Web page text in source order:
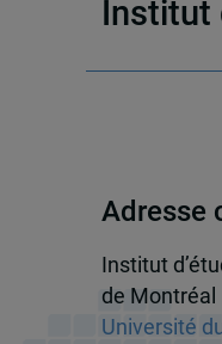
Institut
Adresse
Institut
de Montréal
Université